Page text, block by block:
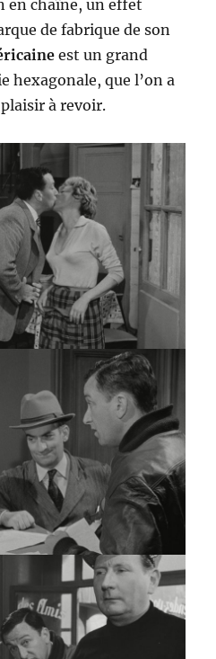
en chaîne, un effet
de fabrique de son
est un grand
hexagonale, que l’on a
à revoir.